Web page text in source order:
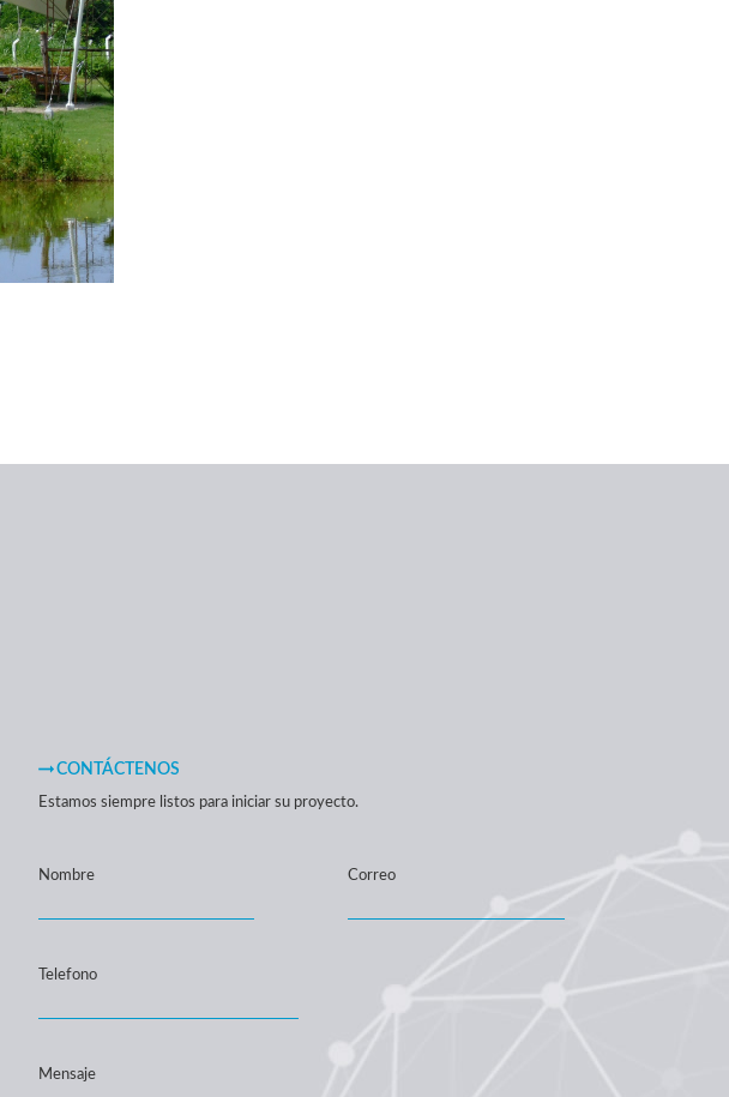
CONTÁCTENOS
Estamos siempre listos para iniciar su proyecto.
Nombre Correo
Telefono
Mensaje